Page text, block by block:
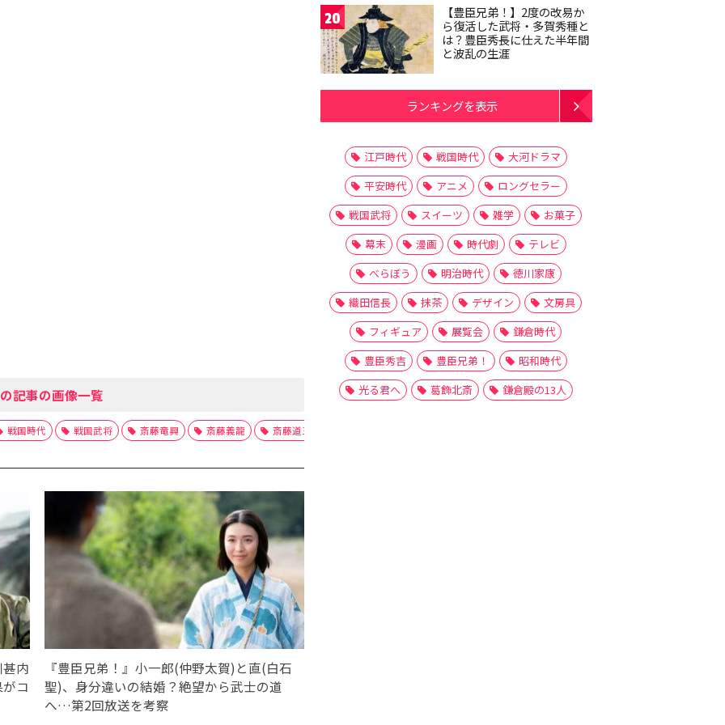
記事の画像一覧
戦国時代 戦国武将 斎藤竜興 斎藤義龍 斎藤道三
内
コ
『豊臣兄弟！』小一郎(仲野太賀)と直(白石
聖)、身分違いの結婚？絶望から武士の道
へ…第2回放送を考察
20
【豊臣兄弟！】2度の改易か
ら復活した武将・多賀秀種と
は？豊臣秀長に仕えた半年間
と波乱の生涯
ランキングを表示
江戸時代 戦国時代
大河ドラマ
平安時代
アニメ
ロングセラー
戦国武将
スイーツ 雑学
お菓子
幕末
漫画 時代劇
テレビ
べらぼう
明治時代
徳川家康
織田信長
抹茶 デザイン
文房具
フィギュア
展覧会
鎌倉時代
豊臣秀吉
豊臣兄弟！
昭和時代
光る君へ
葛飾北斎 鎌倉殿の13人